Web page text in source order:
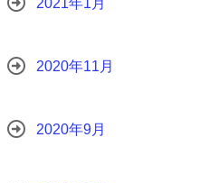
2020年11月
2020年9月